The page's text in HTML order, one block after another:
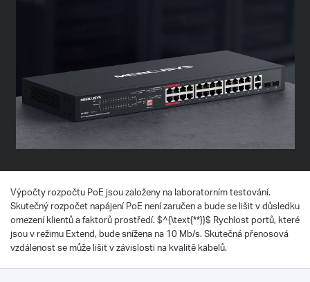
Výpočty rozpočtu PoE jsou založeny na laboratorním testování.
Skutečný rozpočet napájení PoE není zaručen a bude se lišit v důsledku
omezení klientů a faktorů prostředí. $^{\text{**}}$ Rychlost portů, které
jsou v režimu Extend, bude snížena na 10 Mb/s. Skutečná přenosová
vzdálenost se může lišit v závislosti na kvalitě kabelů.